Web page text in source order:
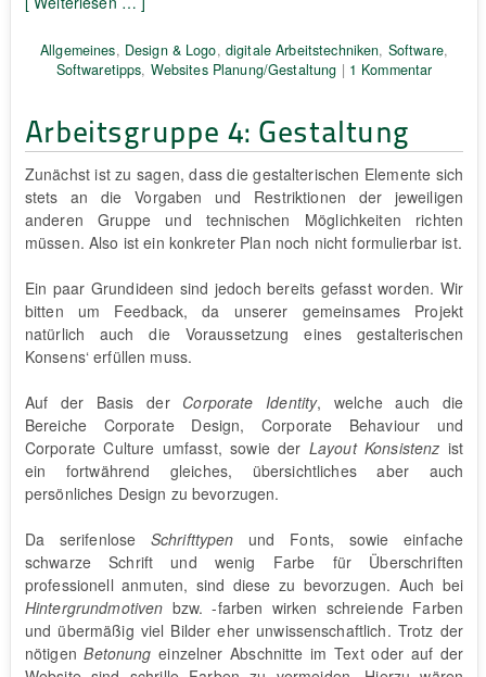
Allgemeines, Design & Logo, digitale Arbeitstechniken, Software,
Softwaretipps, Websites Planung/Gestaltung | 1 Kommentar
Arbeitsgruppe 4: Gestaltung
Zunächst ist zu sagen, dass die gestalterischen Elemente sich
stets an die Vorgaben und Restriktionen der jeweiligen
anderen Gruppe und technischen Möglichkeiten richten
müssen. Also ist ein konkreter Plan noch nicht formulierbar ist.
Ein paar Grundideen sind jedoch bereits gefasst worden. Wir
bitten um Feedback, da unserer gemeinsames Projekt
natürlich auch die Voraussetzung eines gestalterischen
Konsens‘ erfüllen muss.
Auf der Basis der Corporate Identity, welche auch die
Bereiche Corporate Design, Corporate Behaviour und
Corporate Culture umfasst, sowie der Layout Konsistenz ist
ein fortwährend gleiches, übersichtliches aber auch
persönliches Design zu bevorzugen.
Da serifenlose Schrifttypen und Fonts, sowie einfache
schwarze Schrift und wenig Farbe für Überschriften
professionell anmuten, sind diese zu bevorzugen. Auch bei
Hintergrundmotiven bzw. -farben wirken schreiende Farben
und übermäßig viel Bilder eher unwissenschaftlich. Trotz der
nötigenBetonung einzelner Abschnitte im Text oder auf der